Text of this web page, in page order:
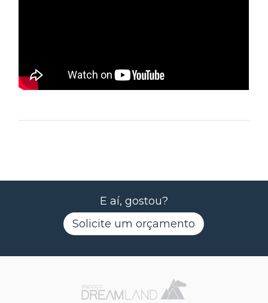
E aí, gostou?
Solicite um orçamento